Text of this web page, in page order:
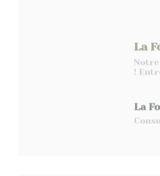
La
!
La